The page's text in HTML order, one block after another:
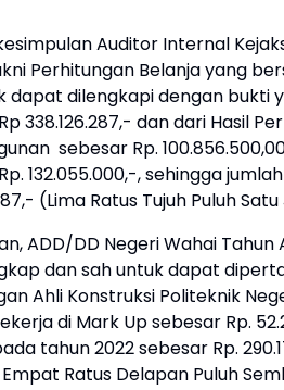
Auditor Internal
Perhitungan Belanja yang
dapat dilengkapi dengan
338.126.287,- dan dari Hasil
sebesar Rp.
132.055.000,-, sehingga
(Lima Ratus Tujuh Puluh
ADD/DD Negeri Wahai
dan sah untuk dapat
Ahli Konstruksi Politeknik
di Mark Up sebesar Rp.
tahun 2022 sebesar Rp.
Empat Ratus Delapan Puluh